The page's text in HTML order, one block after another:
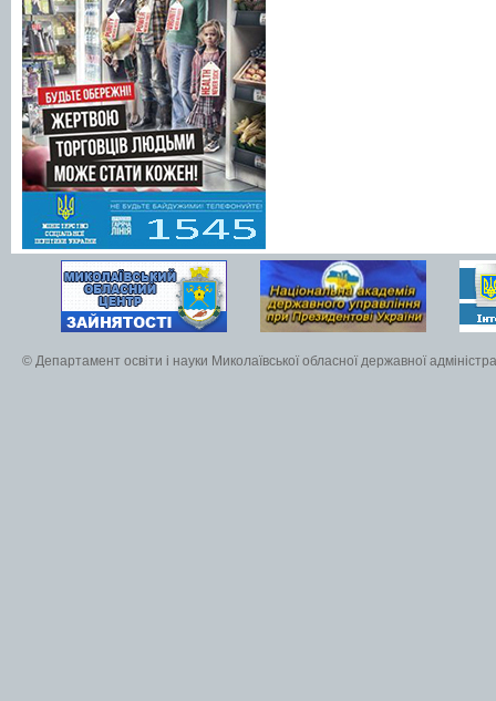
© Департамент освіти і науки Миколаївської обласної державної